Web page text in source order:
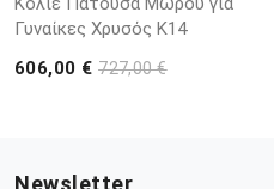
Γυναίκες Χρυσός K14
606,00 €727,00 €
Newsletter